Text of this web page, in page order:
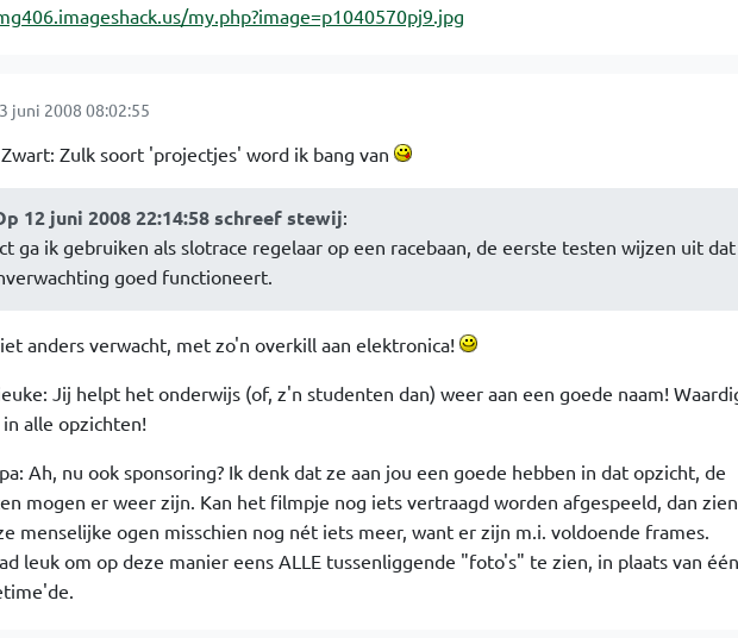
my.php?image=p1040570pj9.jpg
juni 2008 08:02:55
Zwart: Zulk soort 'projectjes' word ik bang van
12 juni 2008 22:14:58 schreef stewij:
ga ik gebruiken als slotrace regelaar op een racebaan, de eerste testen wijzen uit
goed functioneert.
anders verwacht, met zo'n overkill aan elektronica!
Jij helpt het onderwijs (of, z'n studenten dan) weer aan een goede naam!
alle opzichten!
Ah, nu ook sponsoring? Ik denk dat ze aan jou een goede hebben in dat opzicht, de
mogen er weer zijn. Kan het filmpje nog iets vertraagd worden afgespeeld, dan
menselijke ogen misschien nog nét iets meer, want er zijn m.i. voldoende frames.
leuk om op deze manier eens ALLE tussenliggende "foto's" te zien, in plaats van